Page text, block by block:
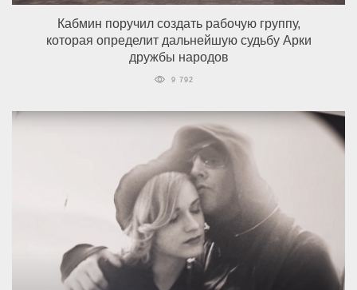
Кабмин поручил создать рабочую группу,
которая определит дальнейшую судьбу Арки
дружбы народов
9 792